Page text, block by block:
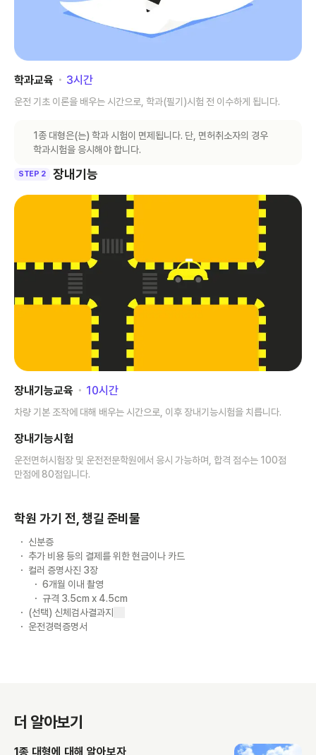
학과교육 ･ 3시간
운전 기초 이론을 배우는 시간으로, 학과(필기)시험 전 이수하게 됩니다.
1종 대형은(는) 학과 시험이 면제됩니다. 단, 면허취소자의 경우
학과시험을 응시해야 합니다.
STEP 2 장내기능
장내기능교육 ･ 10시간
차량 기본 조작에 대해 배우는 시간으로, 이후 장내기능시험을 치릅니다.
장내기능시험
운전면허시험장 및 운전전문학원에서 응시 가능하며, 합격 점수는 100점
만점에 80점입니다.
학원 가기 전, 챙길 준비물
신분증
추가 비용 등의 결제를 위한 현금이나 카드
컬러 증명사진 3장
6개월 이내 촬영
규격 3.5cm x 4.5cm
(선택) 신체검사결과지
운전경력증명서
더 알아보기
1종 대형에 대해 알아보자